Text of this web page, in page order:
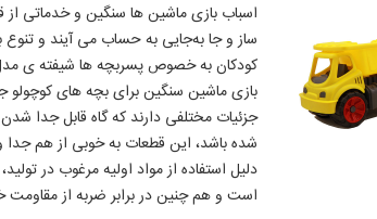
اسباب بازی ماشین ها سنگین و خدماتی از
ساز و جا به‌جایی به حساب می آیند و تنوع
کودکان به خصوص پسربچه ها شیفته ی
بازی ماشین سنگین برای بچه های
جزئیات مختلفی دارند که گاه قابل جدا
شده باشد، این قطعات به خوبی از هم
دلیل استفاده از مواد اولیه مرغوب در
است و هم چنین در برابر ضربه از مقاومت